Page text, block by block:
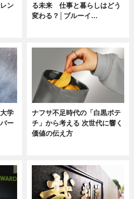
ン
る未来 仕事と暮らしはどう
変わる？│ブルーイ…
学
ー
ナフサ不足時代の「白黒ポテ
チ」から考える 次世代に響く
価値の伝え方